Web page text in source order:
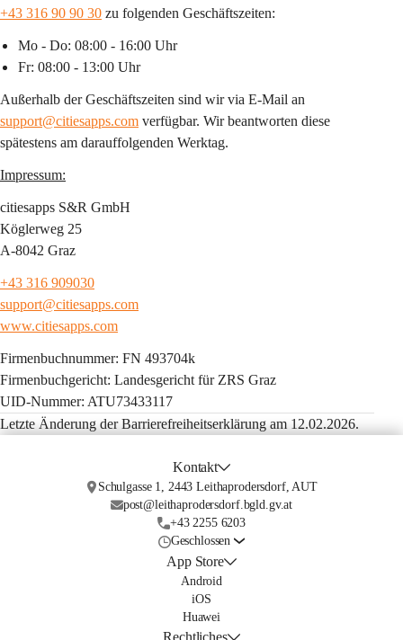
+43 316 90 90 30 zu folgenden Geschäftszeiten:
Mo - Do: 08:00 - 16:00 Uhr
Fr: 08:00 - 13:00 Uhr
Außerhalb der Geschäftszeiten sind wir via E-Mail an
support@citiesapps.com verfügbar. Wir beantworten diese
spätestens am darauffolgenden Werktag.
Impressum:
citiesapps S&R GmbH
Köglerweg 25
A-8042 Graz
+43 316 909030
support@citiesapps.com
www.citiesapps.com
Firmenbuchnummer: FN 493704k
Firmenbuchgericht: Landesgericht für ZRS Graz
UID-Nummer: ATU73433117
Letzte Änderung der Barrierefreiheitserklärung am 12.02.2026.
Kontakt
Schulgasse 1, 2443 Leithaprodersdorf, AUT
post@leithaprodersdorf.bgld.gv.at
+43 2255 6203
Geschlossen
App Store
Android
iOS
Huawei
Rechtliches